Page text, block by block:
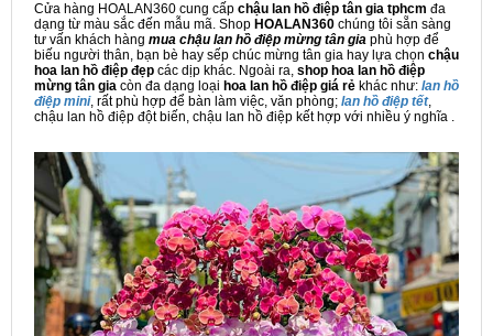
Cửa hàng HOALAN360 cung cấp chậu lan hồ điệp tân gia tphcm đa
dạng từ màu sắc đến mẫu mã. Shop HOALAN360 chúng tôi sẵn sàng
tư vấn khách hàng mua chậu lan hồ điệp mừng tân gia phù hợp để
biếu người thân, bạn bè hay sếp chúc mừng tân gia hay lựa chọn chậu
hoa lan hồ điệp đẹp các dịp khác. Ngoài ra, shop hoa lan hồ điệp
mừng tân gia còn đa dạng loại hoa lan hồ điệp giá rẻ khác như: lan hồ
điệp mini, rất phù hợp để bàn làm việc, văn phòng; lan hồ điệp tết,
chậu lan hồ điệp đột biến, chậu lan hồ điệp kết hợp với nhiều ý nghĩa .